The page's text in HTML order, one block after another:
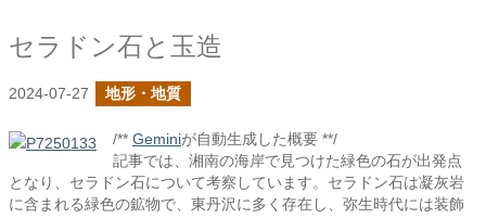
セラドン石と玉造
2024-07-27 地形・地質
/** Geminiが自動生成した概要 **/
記事では、湘南の海岸で見つけた緑色の石が出発点
となり、セラドン石について考察しています。セラドン石は凝灰岩
に含まれる緑色の鉱物で、東丹沢に多く存在し、弥生時代には装飾